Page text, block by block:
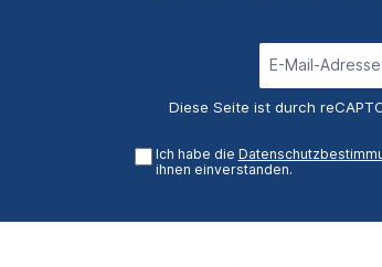
Diese Seite ist durch
Ich habe die
ihnen einverstanden.